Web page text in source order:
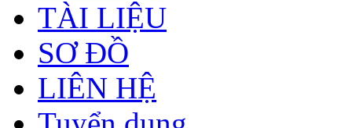
TÀI LIỆU
SƠ ĐỒ
LIÊN HỆ